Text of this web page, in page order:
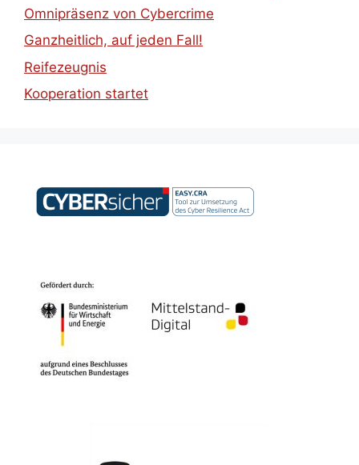
Omnipräsenz von Cybercrime
Ganzheitlich, auf jeden Fall!
Reifezeugnis
Kooperation startet